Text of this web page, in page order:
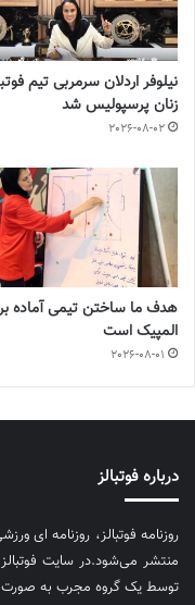
نیلوفر اردلان سرمربی تیم
زنان پرسپولیس شد
2026-08-02
هدف ما ساختن تیمی آماده
المپیک است
2026-08-01
درباره فوتبالز
منتشر می‌شود.در سایت
توسط یک گروه مجرب به صورت